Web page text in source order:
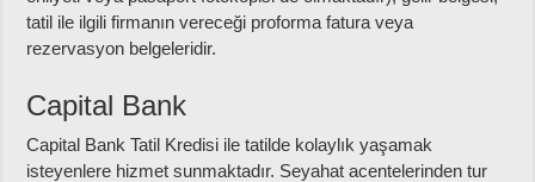
tatil ile ilgili firmanın vereceği proforma fatura veya
rezervasyon belgeleridir.
Capital Bank
Capital Bank Tatil Kredisi ile tatilde kolaylık yaşamak
isteyenlere hizmet sunmaktadır. Seyahat acentelerinden tur